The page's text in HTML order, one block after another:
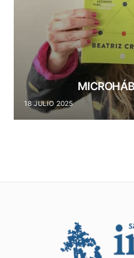
18 JULIO 2025